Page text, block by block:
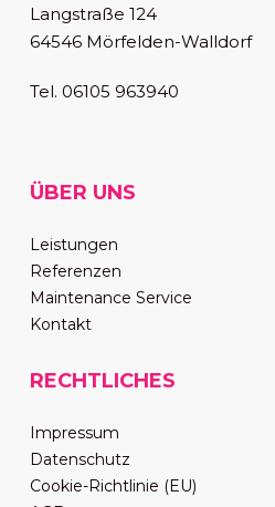
Langstraße 124
64546 Mörfelden-Walldorf
Tel. 06105 963940
ÜBER UNS
Leistungen
Referenzen
Maintenance Service
Kontakt
RECHTLICHES
Impressum
Datenschutz
Cookie-Richtlinie (EU)